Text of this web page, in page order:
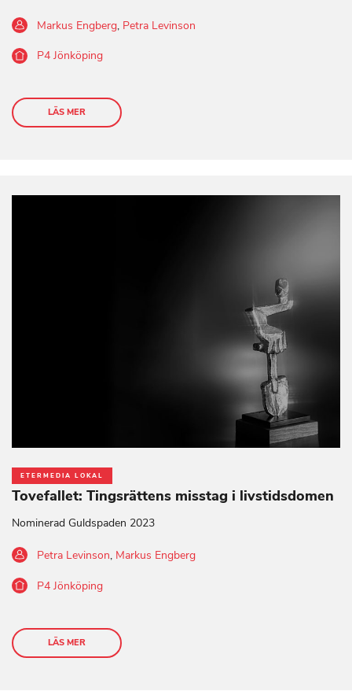
Markus Engberg, Petra Levinson
P4 Jönköping
LÄS MER
ETERMEDIA LOKAL
Tovefallet: Tingsrättens misstag i livstidsdomen
Nominerad Guldspaden 2023
Petra Levinson, Markus Engberg
P4 Jönköping
LÄS MER